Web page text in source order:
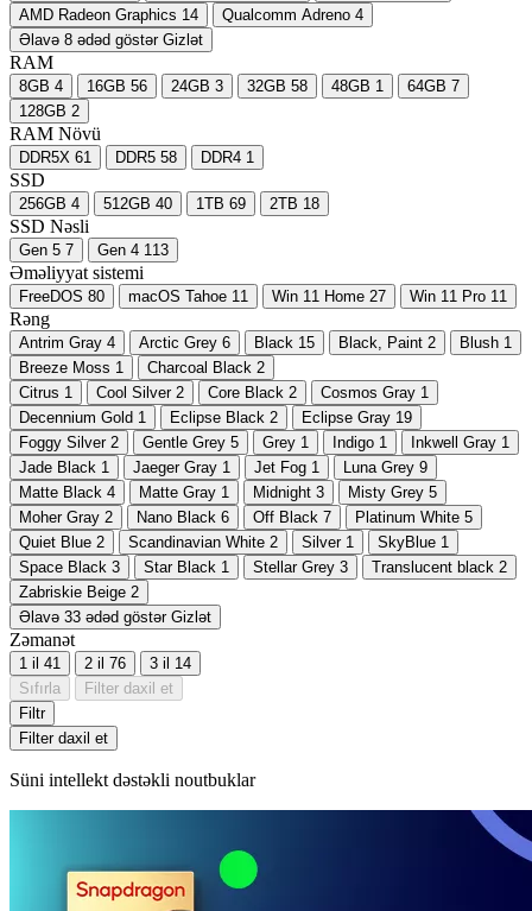
AMD Radeon Graphics 14 Qualcomm Adreno 4
Əlavə 8 ədəd göstər Gizlət
RAM
8GB 4 16GB 56 24GB 3 32GB 58 48GB 1 64GB 7
128GB 2
RAM Növü
DDR5X 61 DDR5 58 DDR4 1
SSD
256GB 4 512GB 40 1TB 69 2TB 18
SSD Nəsli
Gen 5 7 Gen 4 113
Əməliyyat sistemi
FreeDOS 80 macOS Tahoe 11 Win 11 Home 27 Win 11 Pro 11
Rəng
Antrim Gray 4 Arctic Grey 6 Black 15 Black, Paint 2 Blush 1
Breeze Moss 1 Charcoal Black 2
Citrus 1 Cool Silver 2 Core Black 2 Cosmos Gray 1
Decennium Gold 1 Eclipse Black 2 Eclipse Gray 19
Foggy Silver 2 Gentle Grey 5 Grey 1 Indigo 1 Inkwell Gray 1
Jade Black 1 Jaeger Gray 1 Jet Fog 1 Luna Grey 9
Matte Black 4 Matte Gray 1 Midnight 3 Misty Grey 5
Moher Gray 2 Nano Black 6 Off Black 7 Platinum White 5
Quiet Blue 2 Scandinavian White 2 Silver 1 SkyBlue 1
Space Black 3 Star Black 1 Stellar Grey 3 Translucent black 2
Zabriskie Beige 2
Əlavə 33 ədəd göstər Gizlət
Zəmanət
1 il 41 2 il 76 3 il 14
Sıfırla
Filter daxil et
Filtr
Filter daxil et
Süni intellekt dəstəkli noutbuklar